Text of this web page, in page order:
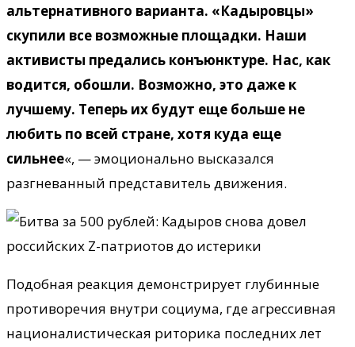
альтернативного варианта. «Кадыровцы»
скупили все возможные площадки. Наши
активисты предались конъюнктуре. Нас, как
водится, обошли. Возможно, это даже к
лучшему. Теперь их будут еще больше не
любить по всей стране, хотя куда еще
сильнее«, — эмоционально высказался
разгневанный представитель движения.
Подобная реакция демонстрирует глубинные
противоречия внутри социума, где агрессивная
националистическая риторика последних лет